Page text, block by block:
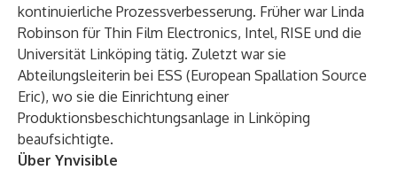
kontinuierliche Prozessverbesserung. Früher war Linda
Robinson für Thin Film Electronics, Intel, RISE und die
Universität Linköping tätig. Zuletzt war sie
Abteilungsleiterin bei ESS (European Spallation Source
Eric), wo sie die Einrichtung einer
Produktionsbeschichtungsanlage in Linköping
beaufsichtigte.
Über Ynvisible